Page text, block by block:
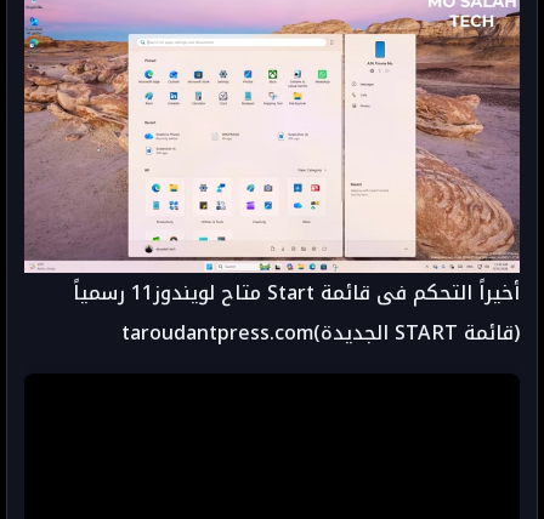
أخيراً التحكم فى قائمة Start متاح لويندوز11 رسمياً
(قائمة START الجديدة)taroudantpress.com